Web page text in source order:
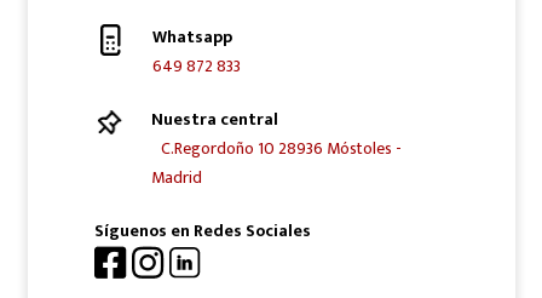
Whatsapp
649 872 833
Nuestra central
C.Regordoño 10 28936 Móstoles -
Madrid
Síguenos en Redes Sociales